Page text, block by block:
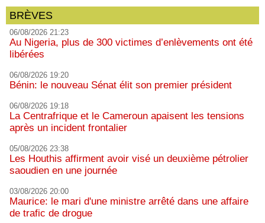
BRÈVES
06/08/2026 21:23
Au Nigeria, plus de 300 victimes d’enlèvements ont été
libérées
06/08/2026 19:20
Bénin: le nouveau Sénat élit son premier président
06/08/2026 19:18
La Centrafrique et le Cameroun apaisent les tensions
après un incident frontalier
05/08/2026 23:38
Les Houthis affirment avoir visé un deuxième pétrolier
saoudien en une journée
03/08/2026 20:00
Maurice: le mari d'une ministre arrêté dans une affaire
de trafic de drogue